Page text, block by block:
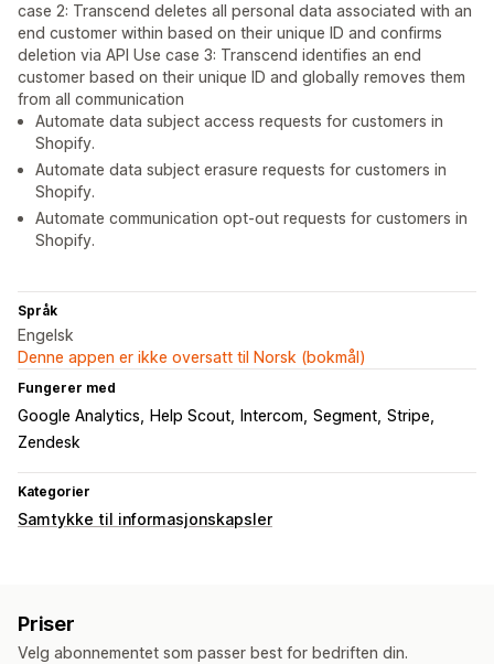
case 2: Transcend deletes all personal data associated with an
end customer within based on their unique ID and confirms
deletion via API Use case 3: Transcend identifies an end
customer based on their unique ID and globally removes them
from all communication
Automate data subject access requests for customers in
Shopify.
Automate data subject erasure requests for customers in
Shopify.
Automate communication opt-out requests for customers in
Shopify.
Språk
Engelsk
Denne appen er ikke oversatt til Norsk (bokmål)
Fungerer med
Google Analytics Help Scout Intercom Segment Stripe
Zendesk
Kategorier
Samtykke til informasjonskapsler
Priser
Velg abonnementet som passer best for bedriften din.